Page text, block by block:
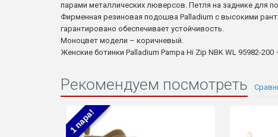
парами металлических люверсов. Петля на заднике для
Фирменная резиновая подошва Palladium с высокими
гарантировано обеспечивает устойчивость.
Моноцвет модели – коричневый.
Женские ботинки Palladium Pampa Hi Zip NBK WL 95982-
Рекомендуем посмотреть
1 пара!